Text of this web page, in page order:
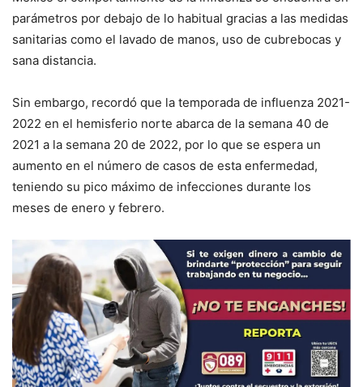
parámetros por debajo de lo habitual gracias a las medidas
sanitarias como el lavado de manos, uso de cubrebocas y
sana distancia.
Sin embargo, recordó que la temporada de influenza 2021-
2022 en el hemisferio norte abarca de la semana 40 de
2021 a la semana 20 de 2022, por lo que se espera un
aumento en el número de casos de esta enfermedad,
teniendo su pico máximo de infecciones durante los
meses de enero y febrero.